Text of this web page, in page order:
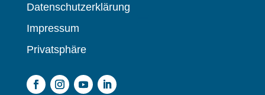
Datenschutzerklärung
Impressum
Privatsphäre